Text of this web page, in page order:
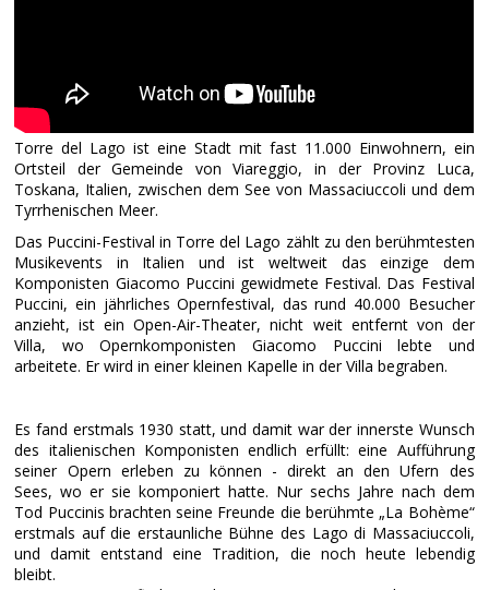
Torre del Lago ist eine Stadt mit fast 11.000 Einwohnern, ein
Ortsteil der Gemeinde von Viareggio, in der Provinz Luca,
Toskana, Italien, zwischen dem See von Massaciuccoli und dem
Tyrrhenischen Meer.
Das Puccini-Festival in Torre del Lago zählt zu den berühmtesten
Musikevents in Italien und ist weltweit das einzige dem
Komponisten Giacomo Puccini gewidmete Festival. Das Festival
Puccini, ein jährliches Opernfestival, das rund 40.000 Besucher
anzieht, ist ein Open-Air-Theater, nicht weit entfernt von der
Villa, wo Opernkomponisten Giacomo Puccini lebte und
arbeitete. Er wird in einer kleinen Kapelle in der Villa begraben.
Es fand erstmals 1930 statt, und damit war der innerste Wunsch
des italienischen Komponisten endlich erfüllt: eine Aufführung
seiner Opern erleben zu können - direkt an den Ufern des
Sees, wo er sie komponiert hatte. Nur sechs Jahre nach dem
Tod Puccinis brachten seine Freunde die berühmte „La Bohème“
erstmals auf die erstaunliche Bühne des Lago di Massaciuccoli,
und damit entstand eine Tradition, die noch heute lebendig
bleibt.